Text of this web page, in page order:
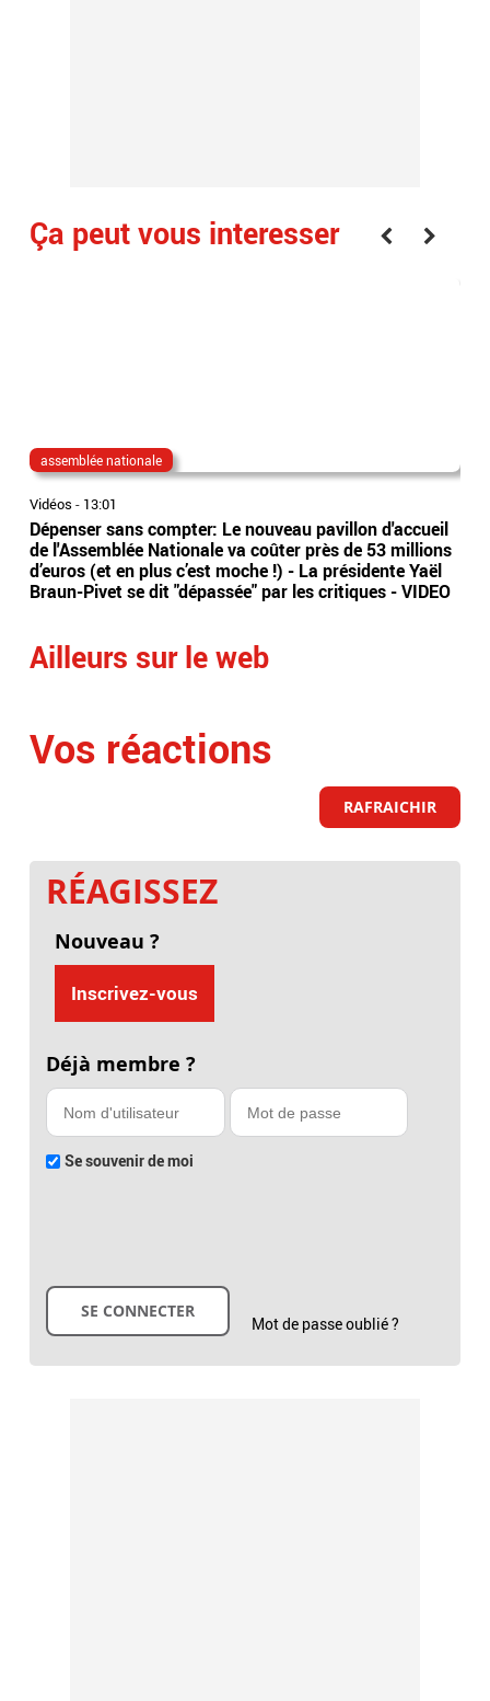
Ça peut vous interesser
assemblée nationale
Vidéos - 13:01
Dépenser sans compter: Le nouveau pavillon d'accueil
de l'Assemblée Nationale va coûter près de 53 millions
d’euros (et en plus c’est moche !) - La présidente Yaël
Braun-Pivet se dit "dépassée" par les critiques - VIDEO
Ailleurs sur le web
Vos réactions
RAFRAICHIR
RÉAGISSEZ
Nouveau ?
Inscrivez-vous
Déjà membre ?
Se souvenir de moi
Mot de passe oublié ?